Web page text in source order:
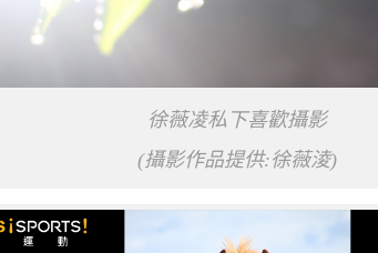
徐薇凌私下喜歡攝影
(攝影作品提供:徐薇淩)